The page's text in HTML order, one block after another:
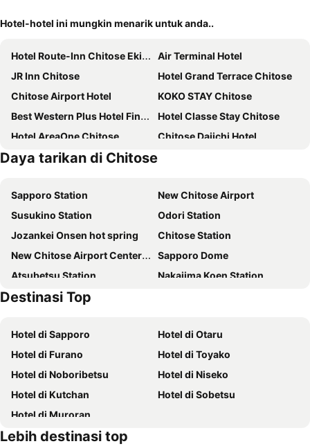
Hotel-hotel ini mungkin menarik untuk anda..
Hotel Route-Inn Chitose Ekimae
Air Terminal Hotel
JR Inn Chitose
Hotel Grand Terrace Chitose
Chitose Airport Hotel
KOKO STAY Chitose
Best Western Plus Hotel Fino Chitose
Hotel Classe Stay Chitose
Hotel AreaOne Chitose
Chitose Daiichi Hotel
Portom International Hokkaido
New Tomakomai Prince Hotel Nagomi
SMA MO inn Chitose
Hotel Raffinato Chitose
Chitose Station Hotel
Yuyukan
Business Hotel Horin
UCHI CHITOSE AJiTO
Richmond
Fairfield by Marriott Hokkaido Eniwa
Fairfield by Marriott Hokkaido Naganuma
Kitahiroshima Classe Hotel
Daya tarikan di Chitose
Sapporo Station
New Chitose Airport
Susukino Station
Odori Station
Jozankei Onsen hot spring
Chitose Station
New Chitose Airport Center Plaza
Sapporo Dome
Atsubetsu Station
Nakajima Koen Station
Sapporo Nishi Juihachome Station
Jieitaimae Station
Shiroishi Station
Sapporo Convention Center
Niseko
Minami Chitose Station
Tomakomai Station
Kiyota
Atsubetsu
Kita
Bus Center-mae Station
Destinasi Top
Hotel di Sapporo
Hotel di Otaru
Hotel di Furano
Hotel di Toyako
Hotel di Noboribetsu
Hotel di Niseko
Hotel di Kutchan
Hotel di Sobetsu
Hotel di Muroran
Lebih destinasi top